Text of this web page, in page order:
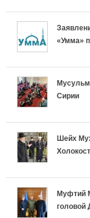
«Умма»
Сирии
Шейх
Муфтий
головой